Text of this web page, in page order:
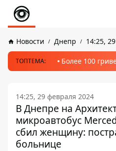
Новости Днепр 14:25,
ТОПТЕМА: Более 100
14:25, 29 февраля 2024
В Днепре на
микроавтобус
сбил женщину:
больнице